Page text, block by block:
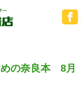
めの奈良本 8月